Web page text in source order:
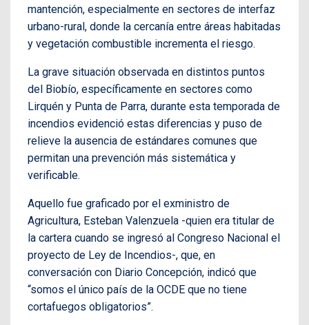
mantención, especialmente en sectores de interfaz
urbano-rural, donde la cercanía entre áreas habitadas
y vegetación combustible incrementa el riesgo.
La grave situación observada en distintos puntos
del Biobío, específicamente en sectores como
Lirquén y Punta de Parra, durante esta temporada de
incendios evidenció estas diferencias y puso de
relieve la ausencia de estándares comunes que
permitan una prevención más sistemática y
verificable.
Aquello fue graficado por el exministro de
Agricultura, Esteban Valenzuela -quien era titular de
la cartera cuando se ingresó al Congreso Nacional el
proyecto de Ley de Incendios-, que, en
conversación con Diario Concepción, indicó que
“somos el único país de la OCDE que no tiene
cortafuegos obligatorios”.